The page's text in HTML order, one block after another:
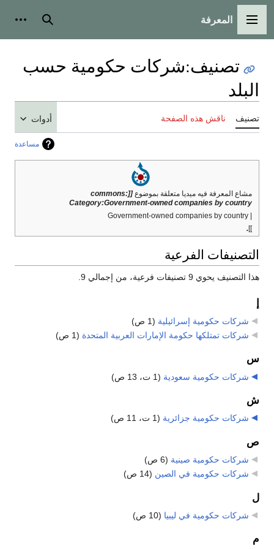
القائمة الرئيسية
المعرفة بحث
تصنيف:شركات حكومية حسب
البلد
تصنيف ناقش هذه الصفحة أدوات
مساعدة
مشاع المعرفة فيه ميديا متعلقة بموضوع [[commons:
Category:Government-owned companies by country
| Government-owned companies by country
]]
.
التصنيفات الفرعية
هذا التصنيف يحوي 9 تصنيفات فرعية، من إجمالي 9.
إ
شركات حكومية إسرائيلية (1 ص)
شركات تمتلكها حكومة الإمارات العربية المتحدة (1 ص)
س
شركات حكومية سعودية (1 ت، 13 ص)
ش
شركات حكومية جزائرية (1 ت، 11 ص)
ص
شركات حكومية صينية (6 ص)
شركات حكومية في الصين (14 ص)
ل
شركات حكومية في ليبيا (10 ص)
م